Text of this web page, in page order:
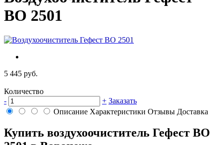
ВО 2501
5 445 руб.
Количество
-
+ Заказать
Описание Характеристики Отзывы Доставка
Купить воздухоочиститель Гефест ВО